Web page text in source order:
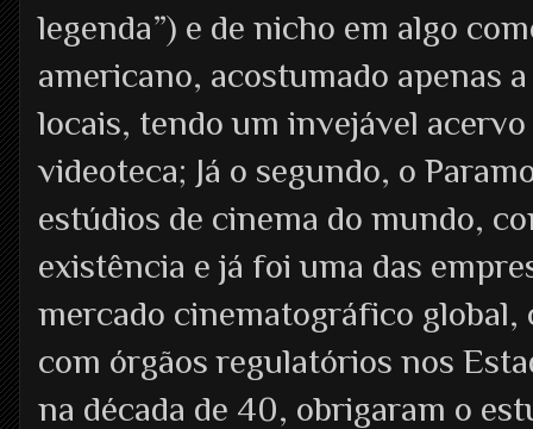
legenda”) e de nicho em algo
americano, acostumado apenas
locais, tendo um invejável
videoteca; Já o segundo, o
estúdios de cinema do mundo,
existência e já foi uma das
mercado cinematográfico global,
com órgãos regulatórios nos
na década de 40, obrigaram o